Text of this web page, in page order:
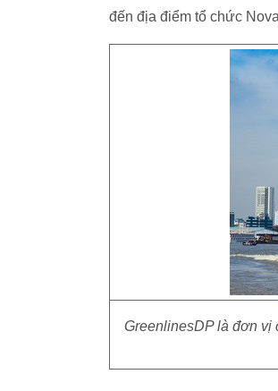
đến địa điểm tổ chức
GreenlinesDP là đơn vị